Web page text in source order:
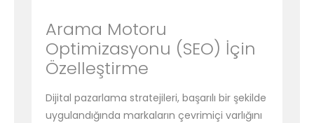
Arama Motoru
Optimizasyonu (SEO) İçin
Özelleştirme
Dijital pazarlama stratejileri, başarılı bir şekilde
uygulandığında markaların çevrimiçi varlığını